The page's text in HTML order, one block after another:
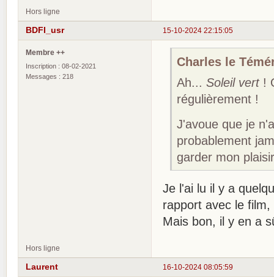
Hors ligne
15-10-2024 22:15:05
BDFI_usr
Membre ++
Inscription : 08-02-2021
Messages : 218
Charles le
Ah...Soleil vert!
régulièrement !
J'avoue que je
probablement
garder mon
Je l'ai lu il y a
rapport avec le
Mais bon, il y en a
Hors ligne
16-10-2024 08:05:59
Laurent